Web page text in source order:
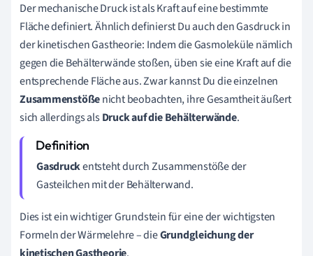
Der mechanische Druck ist als Kraft auf eine bestimmte
Fläche definiert. Ähnlich definierst Du auch den Gasdruck in
der kinetischen Gastheorie: Indem die Gasmoleküle nämlich
gegen die Behälterwände stoßen, üben sie eine Kraft auf die
entsprechende Fläche aus. Zwar kannst Du die einzelnen
Zusammenstößenicht beobachten, ihre Gesamtheit äußert
sich allerdings alsDruck auf die Behälterwände.
Gasdruckentsteht durch Zusammenstöße der
Gasteilchen mit der Behälterwand.
Dies ist ein wichtiger Grundstein für eine der wichtigsten
Formeln der Wärmelehre – dieGrundgleichung der